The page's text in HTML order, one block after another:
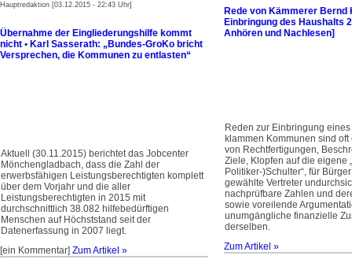
Hauptredaktion [03.12.2015 - 22:43 Uhr]
Übernahme der Eingliederungshilfe kommt
nicht • Karl Sasserath: „Bundes-GroKo bricht
Versprechen, die Kommunen zu entlasten“
Aktuell (30.11.2015) berichtet das Jobcenter
Mönchengladbach, dass die Zahl der
erwerbsfähigen Leistungsberechtigten komplett
über dem Vorjahr und die aller
Leistungsberechtigten in 2015 mit
durchschnittlich 38.082 hilfebedürftigen
Menschen auf Höchststand seit der
Datenerfassung in 2007 liegt.
[ein Kommentar] Zum Artikel »
Rede von Kämmerer Bernd
Einbringung des Haushalts
Anhören und Nachlesen]
Reden zur Einbringung
klammen Kommunen sind
von Rechtfertigungen,
Ziele, Klopfen auf die eigene
Politiker-)Schulter“, für
gewählte Vertreter
nachprüfbare Zahlen und
sowie voreilende
unumgängliche finanzielle
derselben.
Zum Artikel »